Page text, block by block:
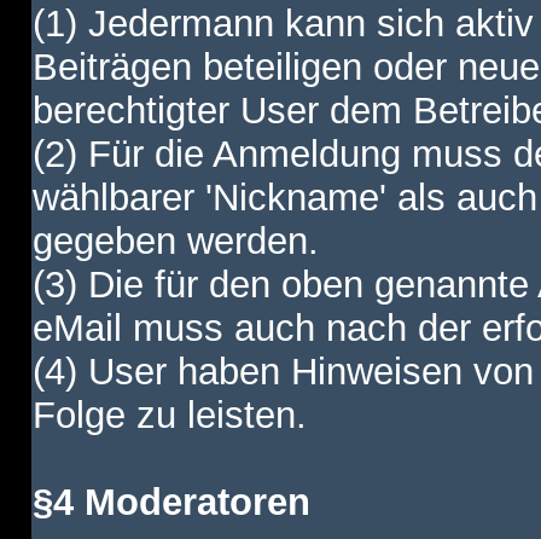
(1) Jedermann kann sich
Beiträgen beteiligen oder
berechtigter User dem
(2) Für die Anmeldung muss
wählbarer 'Nickname' als
gegeben werden.
(3) Die für den oben
eMail muss auch nach der
(4) User haben Hinweisen
Folge zu leisten.
§4 Moderatoren